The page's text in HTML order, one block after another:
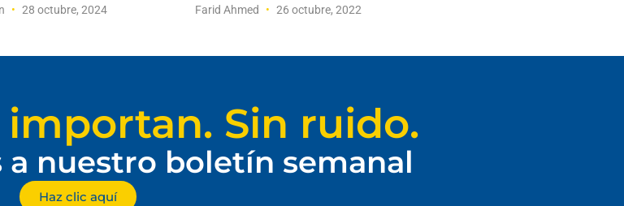
28 octubre, 2024 Farid Ahmed 26 octubre, 2022
Sin ruido.
nuestro boletín semanal
Haz clic aquí